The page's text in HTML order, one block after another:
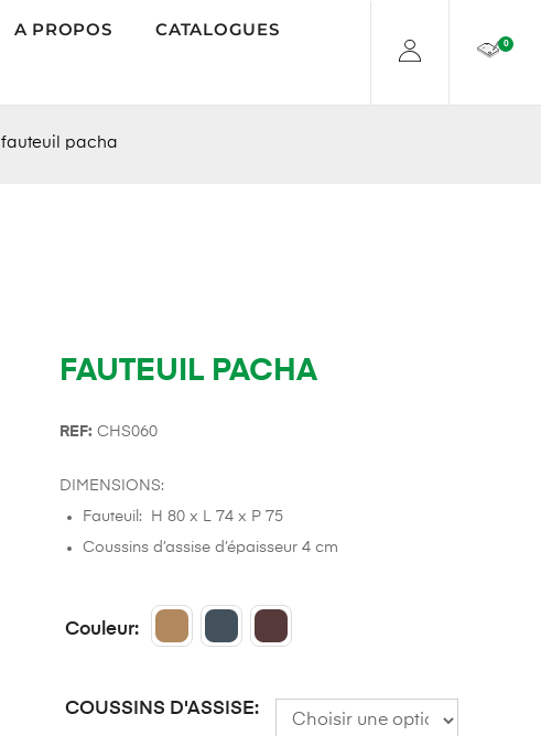
A PROPOS CATALOGUES
0
fauteuil pacha
FAUTEUIL PACHA
REF: CHS060
DIMENSIONS:
Fauteuil: H 80 x L 74 x P 75
Coussins d’assise d’épaisseur 4 cm
Couleur
COUSSINS D'ASSISE